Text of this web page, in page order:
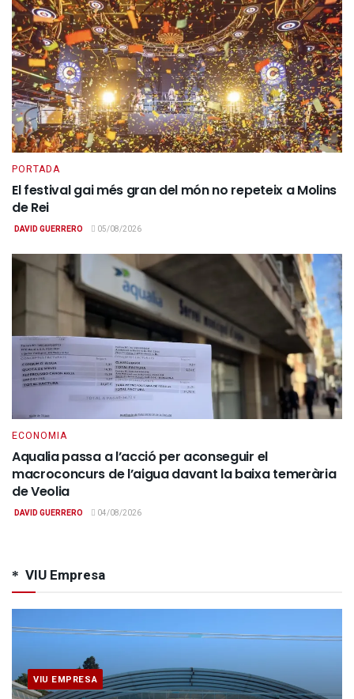
PORTADA
El festival gai més gran del món no repeteix a Molins
de Rei
DAVID GUERRERO 05/08/2026
ECONOMIA
Aqualia passa a l’acció per aconseguir el
macroconcurs de l’aigua davant la baixa temerària
de Veolia
DAVID GUERRERO 04/08/2026
VIU Empresa
VIU EMPRESA